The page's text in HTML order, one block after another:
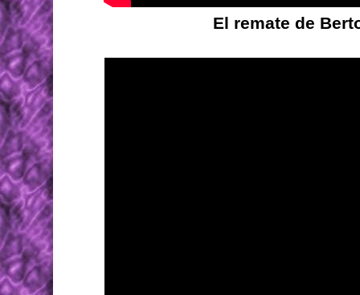
El remate de